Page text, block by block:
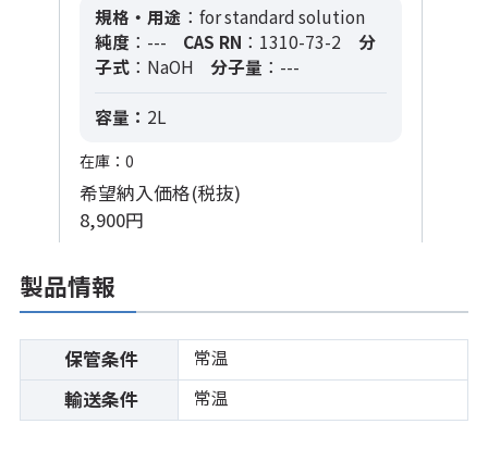
規格・用途 ：for standard solution
純度 ：--- CAS RN ：1310-73-2
分
子式：NaOH 分子量 ：---
容量： 2L
在庫：0
希望納入価格(税抜)
8,900円
製品情報
保管条件 常温
輸送条件 常温